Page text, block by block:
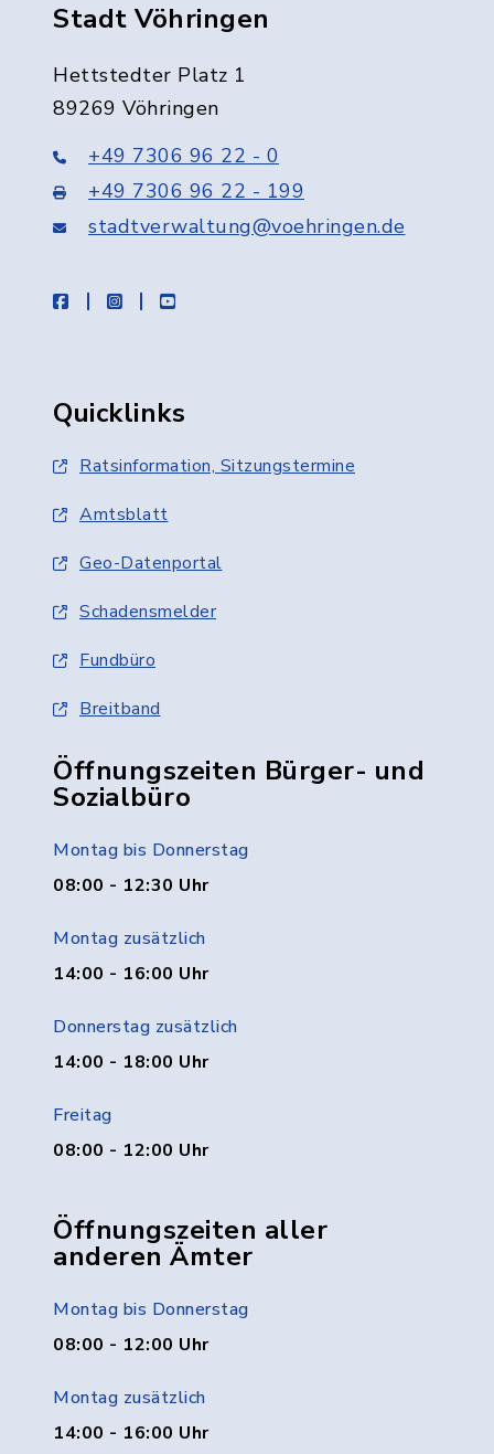
Stadt Vöhringen
Hettstedter Platz 1
89269 Vöhringen
+49 7306 96 22 - 0
+49 7306 96 22 - 199
stadtverwaltung@voehringen.de
facebookinstagramyoutube
Quicklinks
Ratsinformation, Sitzungstermine
Amtsblatt
Geo-Datenportal
Schadensmelder
Fundbüro
Breitband
Öffnungszeiten Bürger- und
Sozialbüro
Montag bis Donnerstag
08:00 - 12:30 Uhr
Montag zusätzlich
14:00 - 16:00 Uhr
Donnerstag zusätzlich
14:00 - 18:00 Uhr
Freitag
08:00 - 12:00 Uhr
Öffnungszeiten aller
anderen Ämter
Montag bis Donnerstag
08:00 - 12:00 Uhr
Montag zusätzlich
14:00 - 16:00 Uhr